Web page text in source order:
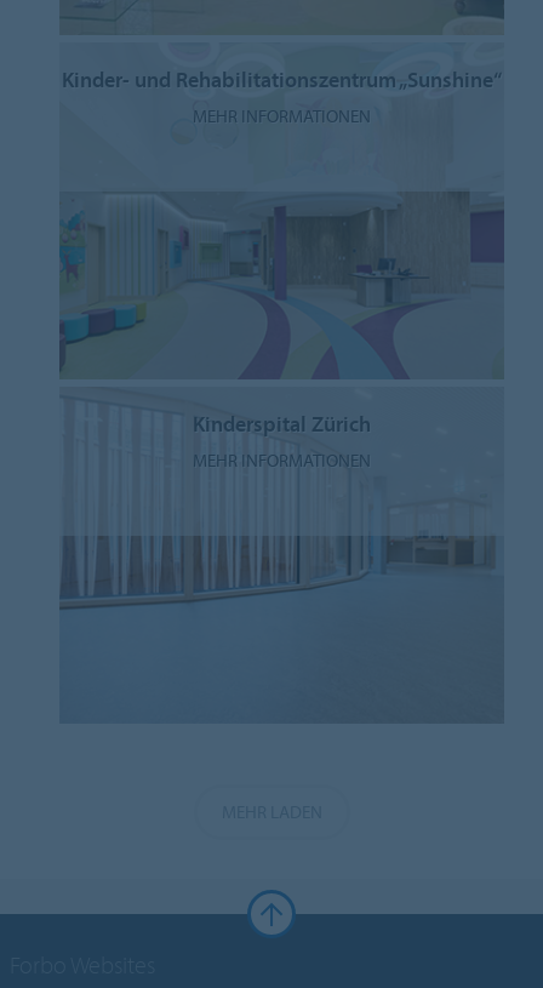
Kinder- und Rehabilitationszentrum „Sunshine“
MEHR INFORMATIONEN
Kinderspital Zürich
MEHR INFORMATIONEN